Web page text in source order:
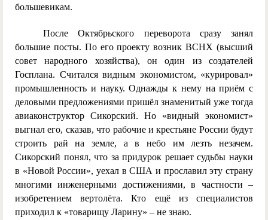
большевикам.
После Октябрьского переворота сразу занял
большие посты. По его проекту возник ВСНХ (высший
совет народного хозяйства), он один из создателей
Госплана. Считался видным экономистом, «курировал»
промышленность и науку. Однажды к нему на приём с
деловыми предложениями пришёл знаменитый уже тогда
авиаконструктор Сикорский. Но «видный экономист»
выгнал его, сказав, что рабочие и крестьяне России будут
строить рай на земле, а в небо им лезть незачем.
Сикорский понял, что за придурок решает судьбы науки
в «Новой России», уехал в США и прославил эту страну
многими инженерными достижениями, в частности –
изобретением вертолёта. Кто ещё из специалистов
приходил к «товарищу Ларину» – не знаю.